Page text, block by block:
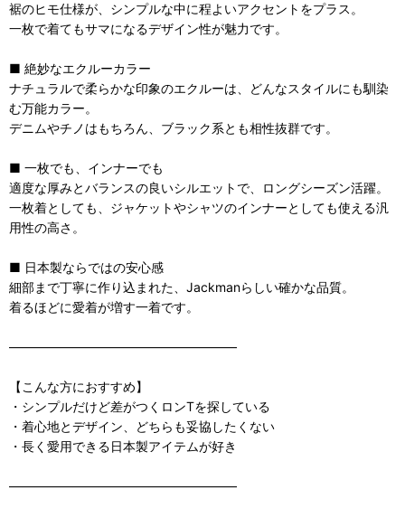
裾のヒモ仕様が、シンプルな中に程よいアクセントをプラス。
一枚で着てもサマになるデザイン性が魅力です。
■ 絶妙なエクルーカラー
ナチュラルで柔らかな印象のエクルーは、どんなスタイルにも馴染
む万能カラー。
デニムやチノはもちろん、ブラック系とも相性抜群です。
■ 一枚でも、インナーでも
適度な厚みとバランスの良いシルエットで、ロングシーズン活躍。
一枚着としても、ジャケットやシャツのインナーとしても使える汎
用性の高さ。
■ 日本製ならではの安心感
細部まで丁寧に作り込まれた、Jackmanらしい確かな品質。
着るほどに愛着が増す一着です。
――――――――――――――――――
【こんな方におすすめ】
・シンプルだけど差がつくロンTを探している
・着心地とデザイン、どちらも妥協したくない
・長く愛用できる日本製アイテムが好き
――――――――――――――――――